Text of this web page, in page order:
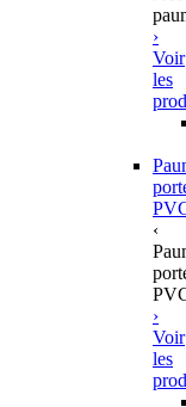
›
Voir
les
‹
›
Voir
les